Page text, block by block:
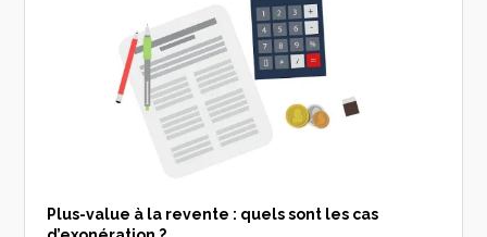
Plus-value à la revente : quels sont les cas